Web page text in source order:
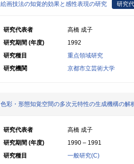
絵画技法の知覚的効果と感性表現の研究 研究
研究代表者
高橋 成子
研究期間 (年度)
1992
研究種目
重点領域研究
研究機関
京都市立芸術大学
色彩・形態知覚空間の多次元特性の生成機構の解
研究代表者
高橋 成子
研究期間 (年度)
1990 – 1991
研究種目
一般研究(C)